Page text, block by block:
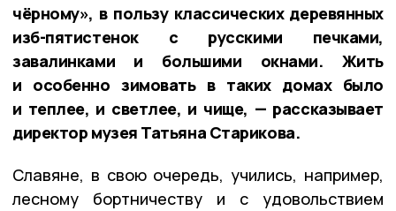
чёрному», в пользу классических деревянных
изб-пятистенок с русскими печками,
завалинками и большими окнами. Жить
и особенно зимовать в таких домах было
и теплее, и светлее, и чище, — рассказывает
директор музея Татьяна Старикова.
Славяне, в свою очередь, учились, например,
лесному бортничеству и с удовольствием